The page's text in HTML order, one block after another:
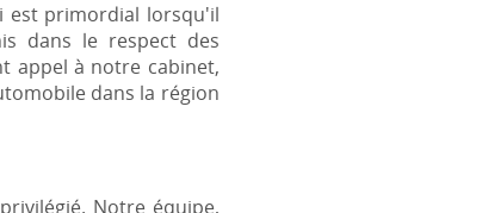
est primordial lorsqu'il
dans le respect des
appel à notre cabinet,
dans la région
privilégié. Notre équipe,